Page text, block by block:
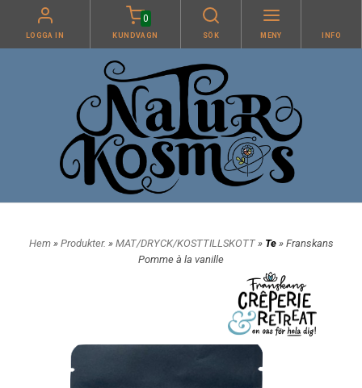
LOGGA IN
0
KUNDVAGN SÖK MENY INFO
Hem» Produkter. » MAT/DRYCK/KOSTTILLSKOTT » Te » Franskans
Pomme à la vanille